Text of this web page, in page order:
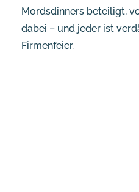
Mordsdinners beteiligt,
dabei – und jeder ist
Firmenfeier.